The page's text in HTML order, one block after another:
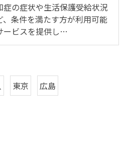
症の症状や生活保護受給状況
、条件を満たす方が利用可能
ービスを提供し…
東京 広島